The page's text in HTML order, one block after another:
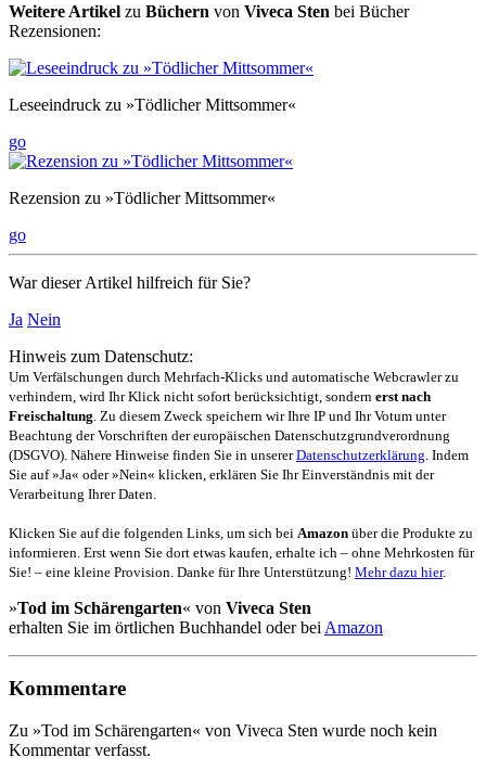
Weitere Artikel zu Büchern von Viveca Sten bei Bücher
Rezensionen:
Leseeindruck zu »Tödlicher Mittsommer«
go
Rezension zu »Tödlicher Mittsommer«
go
War dieser Artikel hilfreich für Sie?
Ja Nein
Hinweis zum Datenschutz:
Um Verfälschungen durch Mehrfach-Klicks und automatische Webcrawler zu
verhindern, wird Ihr Klick nicht sofort berücksichtigt, sondern erst nach
Freischaltung . Zu diesem Zweck speichern wir Ihre IP und Ihr Votum unter
Beachtung der Vorschriften der europäischen Datenschutzgrundverordnung
(DSGVO). Nähere Hinweise finden Sie in unsererDatenschutzerklärung . Indem
Sie auf »Ja« oder »Nein« klicken, erklären Sie Ihr Einverständnis mit der
Verarbeitung Ihrer Daten.
Klicken Sie auf die folgenden Links, um sich bei Amazon über die Produkte zu
informieren. Erst wenn Sie dort etwas kaufen, erhalte ich – ohne Mehrkosten für
Sie! – eine kleine Provision. Danke für Ihre Unterstützung! Mehr dazu hier.
»Tod im Schärengarten« von Viveca Sten
erhalten Sie im örtlichen Buchhandel oder bei Amazon
Kommentare
Zu »Tod im Schärengarten« von Viveca Sten wurde noch kein
Kommentar verfasst.